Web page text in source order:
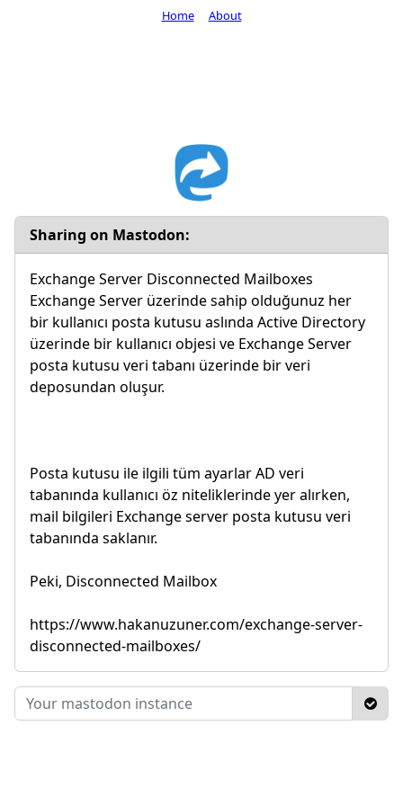
Sharing on Mastodon:
Exchange Server Disconnected Mailboxes
Exchange Server üzerinde sahip olduğunuz her
bir kullanıcı posta kutusu aslında Active Directory
üzerinde bir kullanıcı objesi ve Exchange Server
posta kutusu veri tabanı üzerinde bir veri
deposundan oluşur.
Posta kutusu ile ilgili tüm ayarlar AD veri
tabanında kullanıcı öz niteliklerinde yer alırken,
mail bilgileri Exchange server posta kutusu veri
tabanında saklanır.
Peki, Disconnected Mailbox
https://www.hakanuzuner.com/exchange-server-
disconnected-mailboxes/
Home About